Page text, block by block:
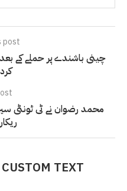
post
چینی باشندے پر حملے کے
TEXT